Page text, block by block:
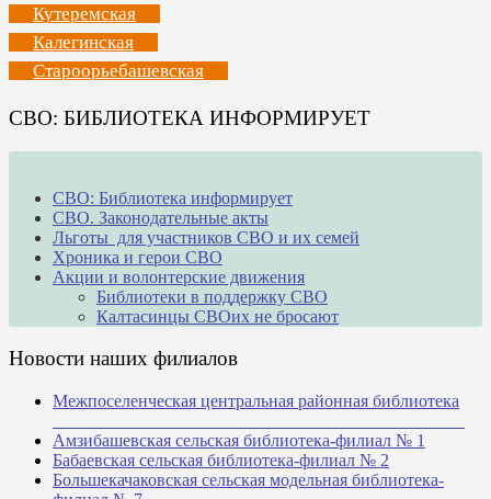
Кутеремская
Калегинская
Староорьебашевская
СВО: БИБЛИОТЕКА ИНФОРМИРУЕТ
СВО: Библиотека информирует
СВО. Законодательные акты
Льготы для участников СВО и их семей
Хроника и герои СВО
Акции и волонтерские движения
Библиотеки в поддержку СВО
Калтасинцы СВОих не бросают
Новости наших филиалов
Межпоселенческая центральная районная библиотека
Амзибашевская сельская библиотека-филиал № 1
Бабаевская сельская библиотека-филиал № 2
Большекачаковская сельская модельная библиотека-